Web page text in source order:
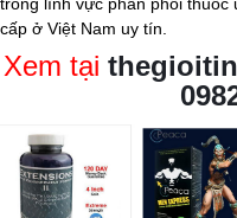
cấp ở Việt Nam uy tín.
Xem tại